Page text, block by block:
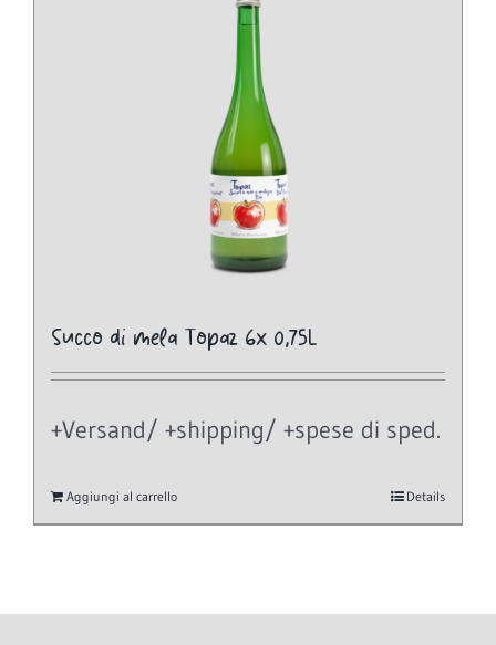
Succo di mela Topaz 6x 0,75L
+Versand/ +shipping/ +spese di sped.
Aggiungi al carrello Details